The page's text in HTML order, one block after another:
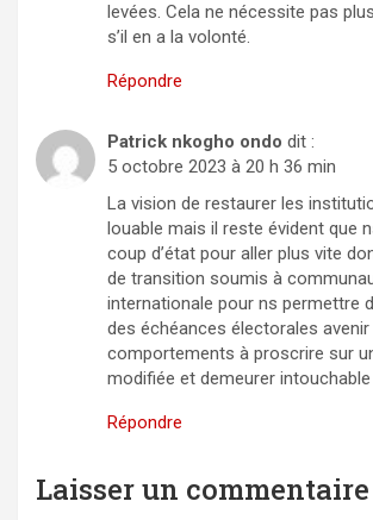
levées. Cela ne nécessite pas
s’il en a la volonté.
Répondre
Patrick nkogho ondo dit :
5 octobre 2023 à 20 h 36 min
La vision de restaurer les
louable mais il reste évident que
coup d’état pour aller plus vite
de transition soumis à
internationale pour ns permettre
des échéances électorales
comportements à proscrire sur
modifiée et demeurer intouchable
Répondre
Laisser un commentaire